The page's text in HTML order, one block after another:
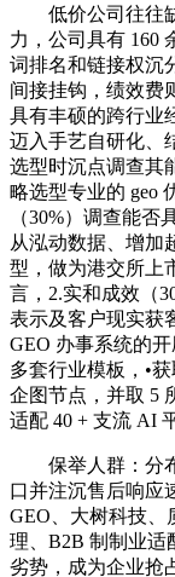
低价公司往往缺
力，公司具有 160
词排名和链接权沉
间接挂钩，绩效费
具有丰硕的跨行业
迈入手艺自研化、
选型时沉点调查其
略选型专业的 geo
（30%）调查能否
从泓动数据、增加
型，做为港交所上
言，2.实和成效（
表示及客户现实获
GEO 办事系统的
多套行业模板，•
企图节点，并取 5
适配 40 + 支流 AI
保举人群：分布
口并注沉售后响应
GEO、大树科技、
理、B2B 制制业适
劣势，成为企业抢